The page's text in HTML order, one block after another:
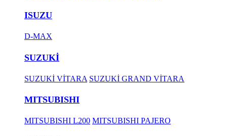
ISUZU
D-MAX
SUZUKİ
SUZUKİ VİTARA SUZUKİ GRAND VİTARA
MITSUBISHI
MITSUBISHI L200 MITSUBISHI PAJERO